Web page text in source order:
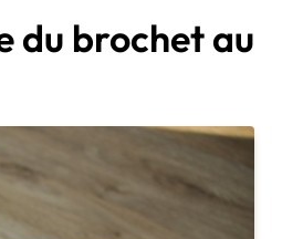
du brochet au